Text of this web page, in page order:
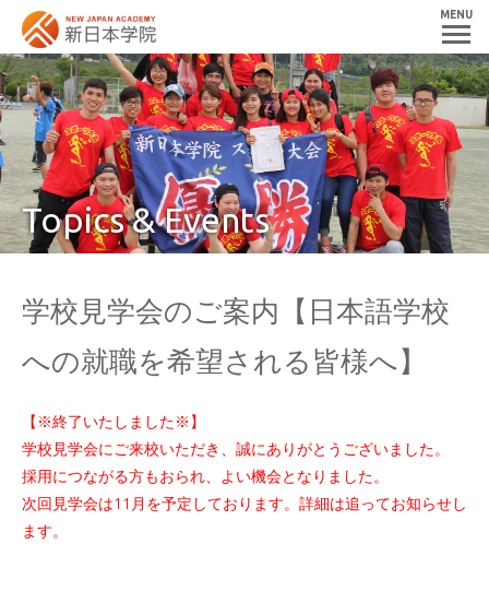
MENU
Topics & Events
学校見学会のご案内【日本語学校
への就職を希望される皆様へ】
【※終了いたしました※】
学校見学会にご来校いただき、誠にありがとうございました。
採用につながる方もおられ、よい機会となりました。
次回見学会は11月を予定しております。詳細は追ってお知らせし
ます。